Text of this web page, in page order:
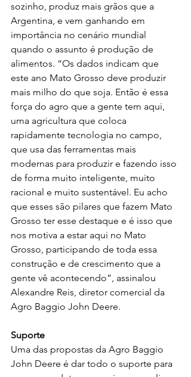
sozinho, produz mais grãos que a
Argentina, e vem ganhando em
importância no cenário mundial
quando o assunto é produção de
alimentos. “Os dados indicam que
este ano Mato Grosso deve produzir
mais milho do que soja. Então é essa
força do agro que a gente tem aqui,
uma agricultura que coloca
rapidamente tecnologia no campo,
que usa das ferramentas mais
modernas para produzir e fazendo isso
de forma muito inteligente, muito
racional e muito sustentável. Eu acho
que esses são pilares que fazem Mato
Grosso ter esse destaque e é isso que
nos motiva a estar aqui no Mato
Grosso, participando de toda essa
construção e de crescimento que a
gente vê acontecendo”, assinalou
Alexandre Reis, diretor comercial da
Agro Baggio John Deere.
Suporte
Uma das propostas da Agro Baggio
John Deere é dar todo o suporte para